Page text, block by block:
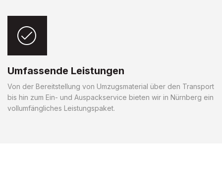
Umfassende Leistungen
Von der Bereitstellung von Umzugsmaterial über den Transport
bis hin zum Ein- und Auspackservice bieten wir in Nürnberg ein
vollumfängliches Leistungspaket.